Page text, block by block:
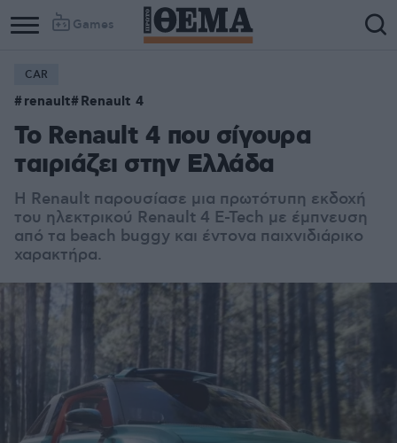
Games
Column
1
Column
2
CAR
renault Renault 4
Το Renault 4 που σίγουρα
ταιριάζει στην Ελλάδα
Η Renault παρουσίασε μια πρωτότυπη εκδοχή
του ηλεκτρικού Renault 4 E-Tech με έμπνευση
από τα beach buggy και έντονα παιχνιδιάρικο
χαρακτήρα.